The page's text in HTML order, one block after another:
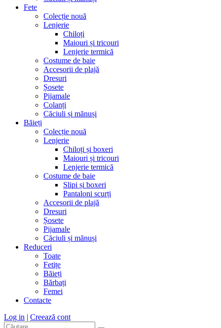
Fete
Colecție nouă
Lenjerie
Chiloți
Maiouri și tricouri
Lenjerie termică
Costume de baie
Accesorii de plajă
Dresuri
Șosete
Pijamale
Colanți
Căciuli și mănuși
Băieți
Colecție nouă
Lenjerie
Chiloți și boxeri
Maiouri și tricouri
Lenjerie termică
Costume de baie
Slipi și boxeri
Pantaloni scurți
Accesorii de plajă
Dresuri
Șosete
Pijamale
Căciuli și mănuși
Reduceri
Toate
Fetițe
Băieți
Bărbați
Femei
Contacte
Log in | Creează cont